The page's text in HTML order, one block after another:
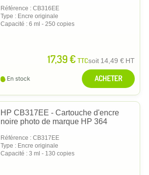
Référence : CB316EE
Type : Encre originale
Capacité : 6 ml - 250 copies
17,39 € TTCsoit 14,49 € HT
En stock ACHETER
HP CB317EE - Cartouche d'encre
noire photo de marque HP 364
Référence : CB317EE
Type : Encre originale
Capacité : 3 ml - 130 copies